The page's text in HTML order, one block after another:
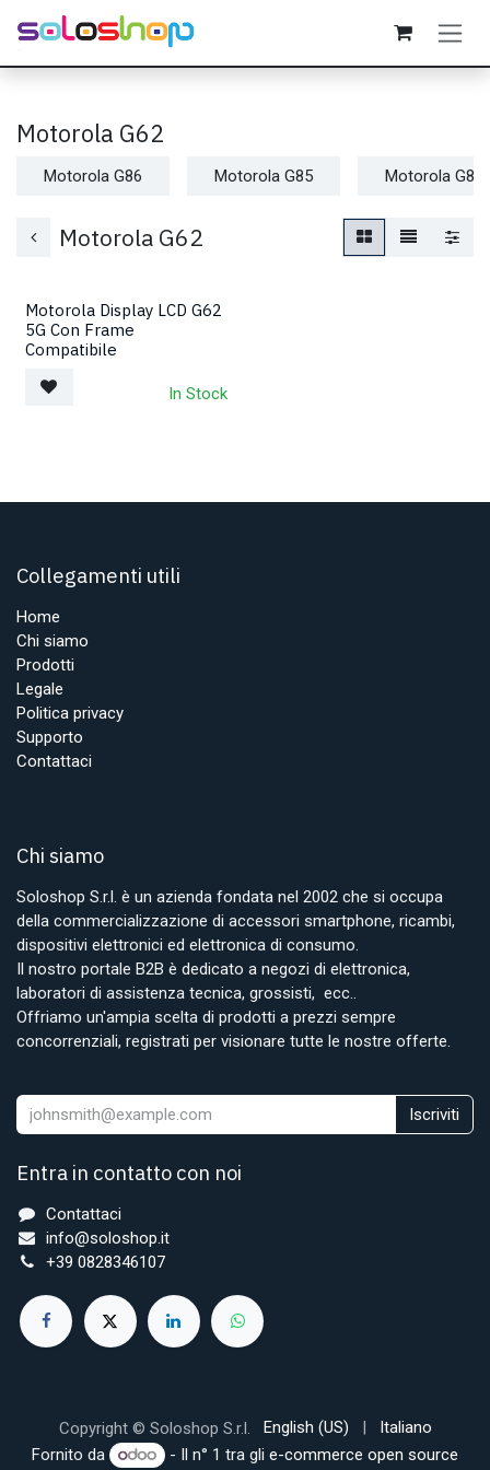
Passa al contenuto
Motorola G62
Motorola G86 Motorola G85 Motorola G84
Motorola G62
Motorola Display LCD G62
5G Con Frame
Compatibile
In Stock
Collegamenti utili
Home
Chi siamo
Prodotti
Legale
Politica privacy
Supporto
Contattaci
Chi siamo
Soloshop S.r.l. è un azienda fondata nel 2002 che si occupa
della commercializzazione di accessori smartphone, ricambi,
dispositivi elettronici ed elettronica di consumo.
Il nostro portale B2B è dedicato a negozi di elettronica,
laboratori di assistenza tecnica, grossisti, ecc..
Offriamo un'ampia scelta di prodotti a prezzi sempre
concorrenziali, registrati per visionare tutte le nostre offerte.
Iscriviti
Entra in contatto con noi
Contattaci
info@soloshop.it
+39 0828346107
Copyright © Soloshop S.r.l. English (US) |
Italiano
Fornito da
- Il n° 1 tra glie-commerce open source